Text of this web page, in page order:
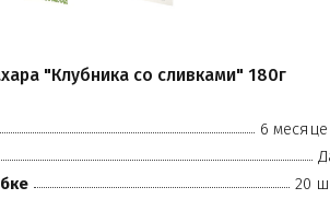
"Клубника со сливками" 180г
6
20